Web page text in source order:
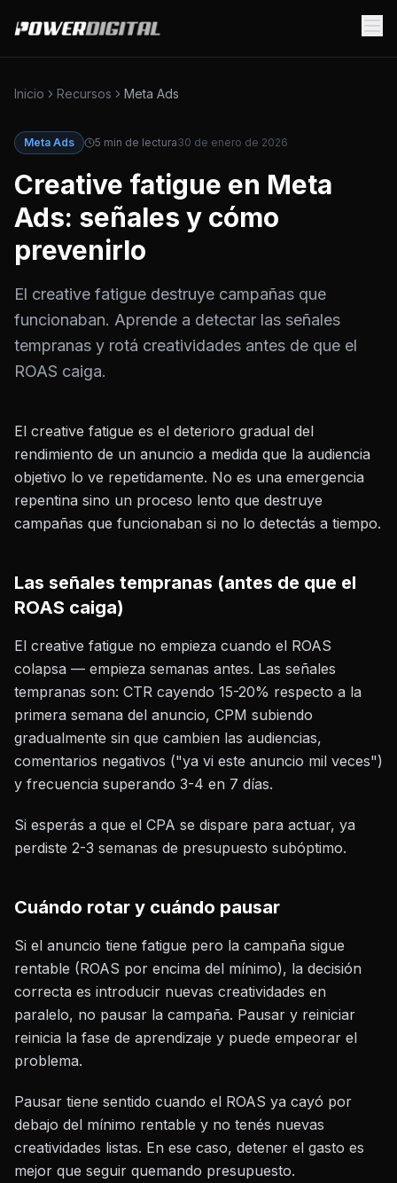
Inicio Recursos Meta Ads
Meta Ads 5 min de lectura30 de enero de 2026
Creative fatigue en Meta
Ads: señales y cómo
prevenirlo
El creative fatigue destruye campañas que
funcionaban. Aprende a detectar las señales
tempranas y rotá creatividades antes de que el
ROAS caiga.
El creative fatigue es el deterioro gradual del
rendimiento de un anuncio a medida que la audiencia
objetivo lo ve repetidamente. No es una emergencia
repentina sino un proceso lento que destruye
campañas que funcionaban si no lo detectás a tiempo.
Las señales tempranas (antes de que el
ROAS caiga)
El creative fatigue no empieza cuando el ROAS
colapsa — empieza semanas antes. Las señales
tempranas son: CTR cayendo 15-20% respecto a la
primera semana del anuncio, CPM subiendo
gradualmente sin que cambien las audiencias,
comentarios negativos ("ya vi este anuncio mil veces")
y frecuencia superando 3-4 en 7 días.
Si esperás a que el CPA se dispare para actuar, ya
perdiste 2-3 semanas de presupuesto subóptimo.
Cuándo rotar y cuándo pausar
Si el anuncio tiene fatigue pero la campaña sigue
rentable (ROAS por encima del mínimo), la decisión
correcta es introducir nuevas creatividades en
paralelo, no pausar la campaña. Pausar y reiniciar
reinicia la fase de aprendizaje y puede empeorar el
problema.
Pausar tiene sentido cuando el ROAS ya cayó por
debajo del mínimo rentable y no tenés nuevas
creatividades listas. En ese caso, detener el gasto es
mejor que seguir quemando presupuesto.